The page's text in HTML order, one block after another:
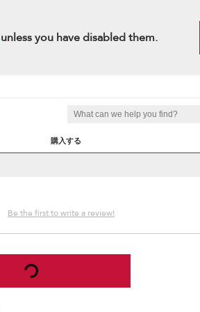
unless you have disabled them.
購入する
Be the first to write a review!